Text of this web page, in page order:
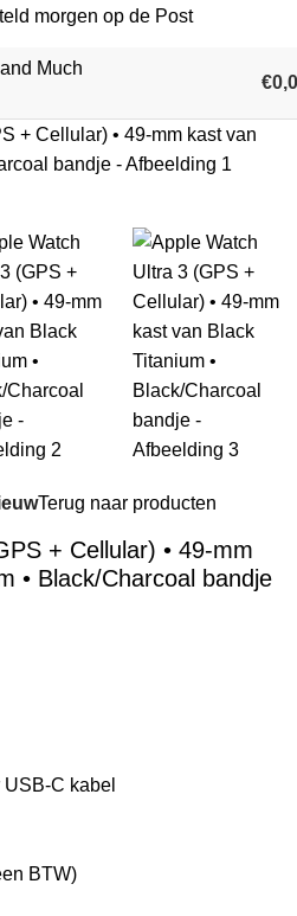
morgen op de Post
€
Terug naar producten
+ Cellular) • 49‑mm
• Black/Charcoal bandje
C kabel
BTW)